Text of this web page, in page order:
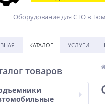
Оборудование для СТО в
КАТАЛОГ УСЛУГИ
товаров